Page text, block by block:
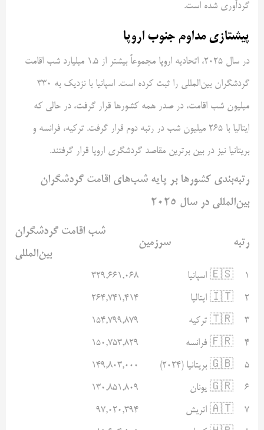
گردآوری شده است.
پیشتازی مداوم جنوب اروپا
در سال ۲۰۲۵، اتحادیه اروپا مجموعاً بیشتر از ۱.۵ میلیارد شب اقامت
گردشگران بین‌المللی را ثبت کرده است. اسپانیا با نزدیک به ۳۳۰
میلیون شب اقامت، در صدر همه کشورها قرار گرفت، در حالی که
ایتالیا با ۲۶۵ میلیون شب در رتبه دوم قرار گرفت. ترکیه، فرانسه و
بریتانیا نیز در بین برترین مقاصد گردشگری اروپا قرار گرفتند.
رتبه‌بندی کشورها بر پایه شب‌های اقامت گردشگران
بین‌المللی در سال ۲۰۲۵
رتبه سرزمین
شب‌ اقامت گردشگران
بین‌المللی
۱
🇪🇸 اسپانیا
۳۲۹,۶۶۱,۰۶۸
۲
🇮🇹 ایتالیا
۲۶۴,۷۴۱,۴۱۴
۳
🇹🇷 ترکیه
۱۵۴,۷۹۹,۸۷۹
۴
🇫🇷 فرانسه
۱۵۰,۷۵۳,۸۲۹
۵
🇬🇧 بریتانیا (۲۰۲۴)
۱۴۹,۸۰۳,۰۰۰
۶
🇬🇷 یونان
۱۳۰,۸۵۱,۸۰۹
۷
🇦🇹 اتریش
۹۷,۰۲۰,۳۹۴